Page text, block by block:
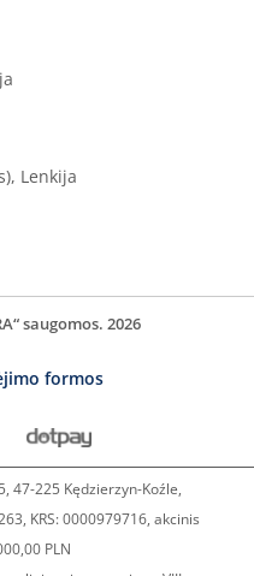
Lenkija
saugomos. 2026
formos
47-225 Kędzierzyn-Koźle,
KRS: 0000979716, akcinis
PLN